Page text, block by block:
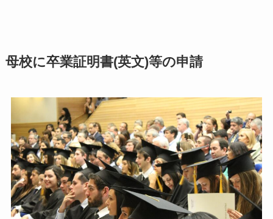
母校に卒業証明書(英文)等の申請